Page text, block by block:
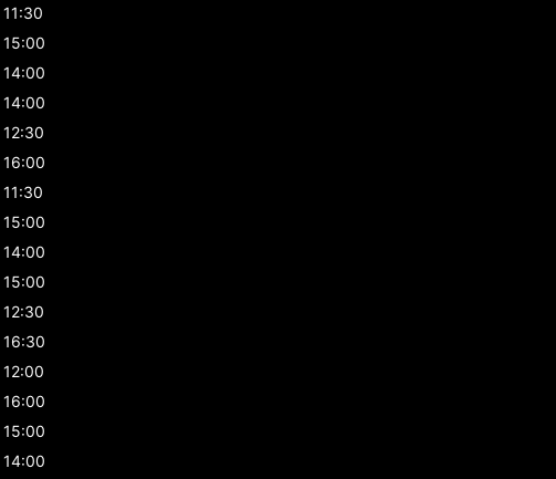
11:30
15:00
14:00
14:00
12:30
16:00
11:30
15:00
14:00
15:00
12:30
16:30
12:00
16:00
15:00
14:00